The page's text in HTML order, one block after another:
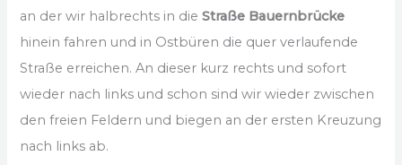
an der wir halbrechts in dieStraße Bauernbrücke
hinein fahren und in Ostbüren die quer verlaufende
Straße erreichen. An dieser kurz rechts und sofort
wieder nach links und schon sind wir wieder zwischen
den freien Feldern und biegen an der ersten Kreuzung
nach links ab.